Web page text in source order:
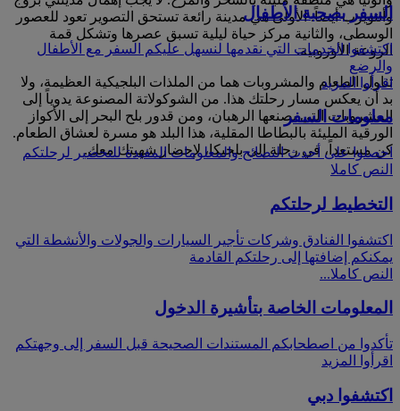
وأنتويرب أيضاً. الأولى هي مدينة رائعة تستحق التصوير تعود للعصور
الوسطى، والثانية مركز حياة ليلية تسبق عصرها وتشكل قمة
الروعة الأوروبية.
تناول الطعام والمشروبات هما من الملذات البلجيكية العظيمة، ولا
بد أن يعكس مسار رحلتك هذا. من الشوكولاتة المصنوعة يدوياً إلى
المشروبات التي يصنعها الرهبان، ومن قدور بلح البحر إلى الأكواز
الورقية المليئة بالبطاطا المقلية، هذا البلد هو مسرة لعشاق الطعام.
كن مستعداً، في رحلة إلى بلجيكا، لإحضار شهيتك معك.
السفر بصحبة الأطفال
اكتشفوا الخدمات التي نقدمها لنسهل عليكم السفر مع الأطفال
والرضع
اقرأوا المزيد
معلومات السفر
احصلوا على أحدث النصائح والمعلومات المفيدة للتحضير لرحلتكم
النص كاملا
التخطيط لرحلتكم
اكتشفوا الفنادق وشركات تأجير السيارات والجولات والأنشطة التي
يمكنكم إضافتها إلى رحلتكم القادمة
النص كاملا...
المعلومات الخاصة بتأشيرة الدخول
تأكدوا من اصطحابكم المستندات الصحيحة قبل السفر إلى وجهتكم
اقرأوا المزيد
اكتشفوا دبي